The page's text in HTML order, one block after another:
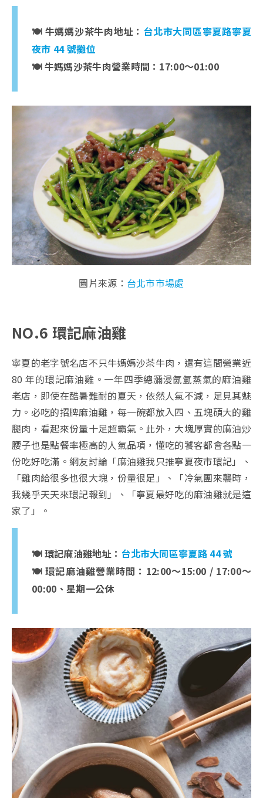
🍽️ 牛媽媽沙茶牛肉地址： 台北市大同區寧夏路寧夏
夜市 44 號攤位
🍽️ 牛媽媽沙茶牛肉營業時間：17:00～01:00
圖片來源： 台北市市場處
NO.6 環記麻油雞
寧夏的老字號名店不只牛媽媽沙茶牛肉，還有這間營業近
80 年的環記麻油雞。一年四季總瀰漫氤氳蒸氣的麻油雞
老店，即使在酷暑難耐的夏天，依然人氣不減，足見其魅
力。必吃的招牌麻油雞，每一碗都放入四、五塊碩大的雞
腿肉，看起來份量十足超霸氣。此外，大塊厚實的麻油炒
腰子也是點餐率極高的人氣品項，懂吃的饕客都會各點一
份吃好吃滿。網友討論「麻油雞我只推寧夏夜市環記」、
「雞肉給很多也很大塊，份量很足」、「冷氣團來襲時，
我幾乎天天來環記報到」、「寧夏最好吃的麻油雞就是這
家了」。
🍽️ 環記麻油雞地址： 台北市大同區寧夏路 44 號
🍽️ 環記麻油雞營業時間：12:00～15:00 / 17:00～
00:00、星期一公休